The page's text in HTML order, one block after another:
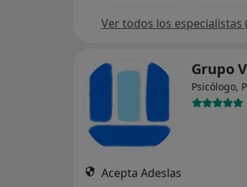
Ver todos los especialistas
Grupo
Psicólogo,
Acepta Adeslas